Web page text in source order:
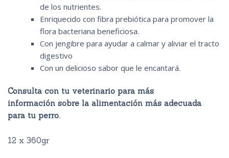
de los nutrientes.
Enriquecido con fibra prebiótica para promover la
flora bacteriana beneficiosa.
Con jengibre para ayudar a calmar y aliviar el tracto
digestivo
Con un delicioso sabor que le encantará.
Consulta con tu veterinario para más
información sobre la alimentación más adecuada
para tu perro.
12 x 360gr